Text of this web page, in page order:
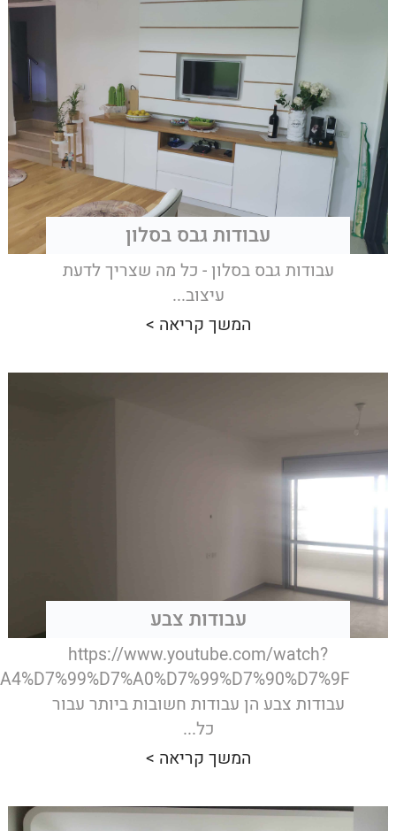
עבודות גבס בסלון
עבודות גבס בסלון - כל מה שצריך לדעת
עיצוב...
המשך קריאה >
עבודות צבע
https://www.youtube.com/watch?
עבודות צבע הן עבודות חשובות ביותר עבור
כל...
המשך קריאה >